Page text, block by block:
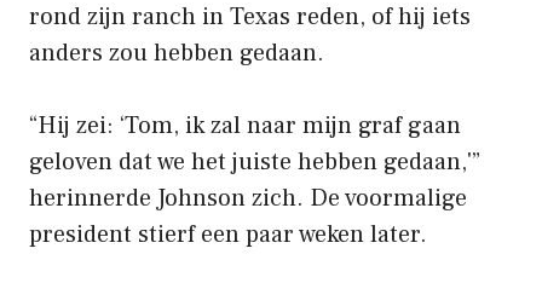
rond zijn ranch in Texas reden, of hij iets
anders zou hebben gedaan.
“Hij zei: ‘Tom, ik zal naar mijn graf gaan
geloven dat we het juiste hebben gedaan,'”
herinnerde Johnson zich. De voormalige
president stierf een paar weken later.